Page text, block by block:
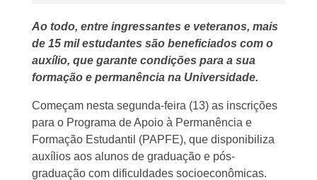
Ao todo, entre ingressantes e veteranos, mais
de 15 mil estudantes são beneficiados com o
auxílio, que garante condições para a sua
formação e permanência na Universidade.
Começam nesta segunda-feira (13) as inscrições
para o Programa de Apoio à Permanência e
Formação Estudantil (PAPFE), que disponibiliza
auxílios aos alunos de graduação e pós-
graduação com dificuldades socioeconômicas.